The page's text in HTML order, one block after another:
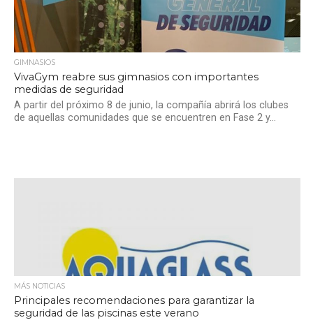
GIMNASIOS
VivaGym reabre sus gimnasios con importantes
medidas de seguridad
A partir del próximo 8 de junio, la compañía abrirá los clubes
de aquellas comunidades que se encuentren en Fase 2 y...
MÁS NOTICIAS
Principales recomendaciones para garantizar la
seguridad de las piscinas este verano